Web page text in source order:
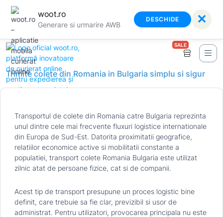
woot.ro
Generare si urmarire AWB
DESCHIDE ✕
SALE
Trimite colete din Romania in Bulgaria simplu si sigur
Transportul de colete din Romania catre Bulgaria reprezinta
unul dintre cele mai frecvente fluxuri logistice internationale
din Europa de Sud-Est. Datorita proximitatii geografice,
relatiilor economice active si mobilitatii constante a
populatiei, transport colete Romania Bulgaria este utilizat
zilnic atat de persoane fizice, cat si de companii.
Acest tip de transport presupune un proces logistic bine
definit, care trebuie sa fie clar, previzibil si usor de
administrat. Pentru utilizatori, provocarea principala nu este